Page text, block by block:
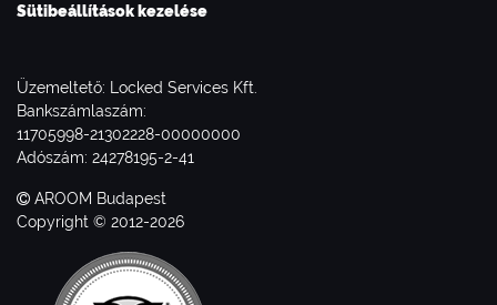
Sütibeállítások kezelése
Üzemeltető: Locked Services Kft.
Bankszámlaszám:
11705998-21302228-00000000
Adószám: 24278195-2-41
AROOM Budapest
Copyright © 2012-2026